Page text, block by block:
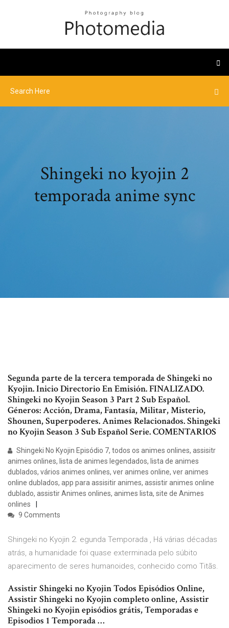
Shingeki no kyojin 2
temporada anime sync
Segunda parte de la tercera temporada de Shingeki no
Kyojin. Inicio Directorio En Emisión. FINALIZADO.
Shingeki no Kyojin Season 3 Part 2 Sub Español.
Géneros: Acción, Drama, Fantasía, Militar, Misterio,
Shounen, Superpoderes. Animes Relacionados. Shingeki
no Kyojin Season 3 Sub Español Serie. COMENTARIOS
Shingeki No Kyojin Episódio 7, todos os animes onlines, assisitr
animes onlines, lista de animes legendados, lista de animes
dublados, vários animes onlines, ver animes online, ver animes
online dublados, app para assisitir animes, assistir animes online
dublado, assistir Animes onlines, animes lista, site de Animes
onlines
9 Comments
Shingeki no Kyojin 2. egunda Temporada , Há várias décadas
atrás, a humanidade foi quase exterminada pelo súbito
aparecimento de seres humanoides, conhecido como Titãs.
Assistir Shingeki no Kyojin Todos Episódios Online,
Assistir Shingeki no Kyojin completo online, Assistir
Shingeki no Kyojin episódios grátis, Temporadas e
Episodios 1 Temporada …